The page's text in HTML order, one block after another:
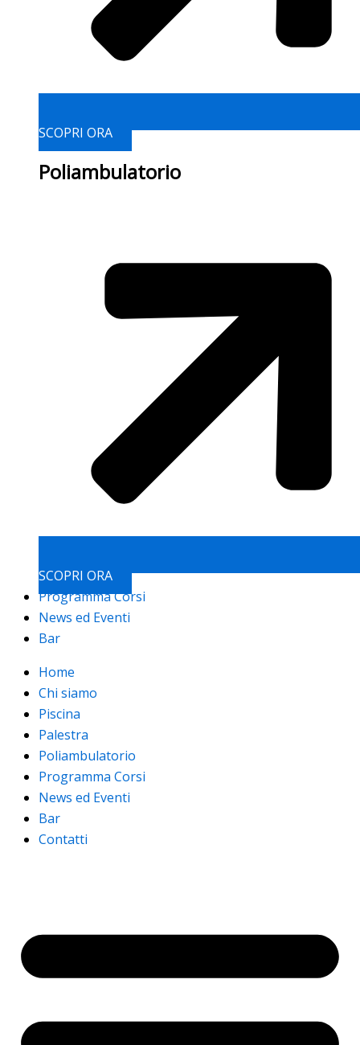
SCOPRI ORA
Poliambulatorio
SCOPRI ORA
Programma Corsi
News ed Eventi
Bar
Home
Chi siamo
Piscina
Palestra
Poliambulatorio
Programma Corsi
News ed Eventi
Bar
Contatti